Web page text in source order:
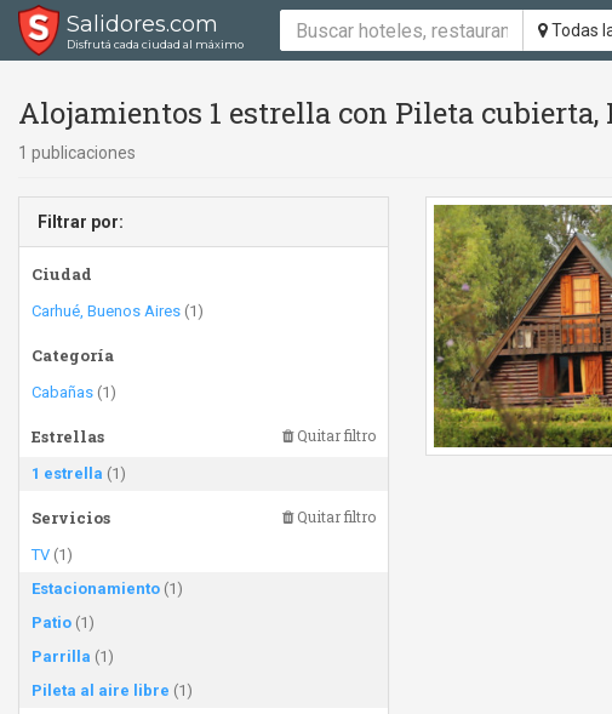
Salidores.com
Disfrutá cada ciudad al máximo
Todas
Alojamientos 1 estrella con Pileta
1 publicaciones
Filtrar por:
Ciudad
Carhué, Buenos Aires (1)
Categoría
Cabañas (1)
Estrellas Quitar filtro
1 estrella (1)
Servicios Quitar filtro
TV (1)
Estacionamiento (1)
Patio (1)
Parrilla (1)
Pileta al aire libre (1)